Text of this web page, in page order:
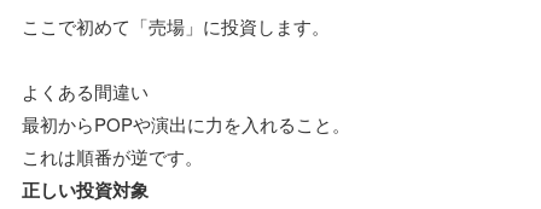
ここで初めて「売場」に投資します。
よくある間違い
最初からPOPや演出に力を入れること。
これは順番が逆です。
正しい投資対象